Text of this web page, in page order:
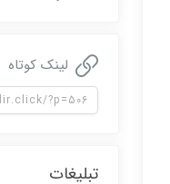
لینک کوتاه
تبلیغات